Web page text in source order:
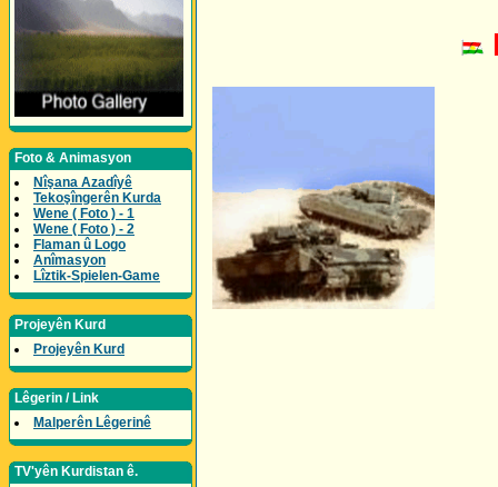
Foto & Animasyon
Nîşana Azadîyê
Tekoşîngerên Kurda
Wene ( Foto ) - 1
Wene ( Foto ) - 2
Flaman û Logo
Anîmasyon
Lîztik-Spielen-Game
Projeyên Kurd
Projeyên Kurd
Lêgerin / Link
Malperên Lêgerinê
TV'yên Kurdistan ê.